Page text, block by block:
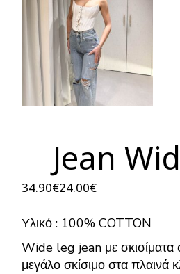
Jean
34.90€
Original
was:
34.90€.
24.00€
Η
τιμή
είναι:
24.00€.
Υλικό : 100% COTTON
Wide leg jean με σκισίματα
μεγάλο σκίσιμο στα πλαινά